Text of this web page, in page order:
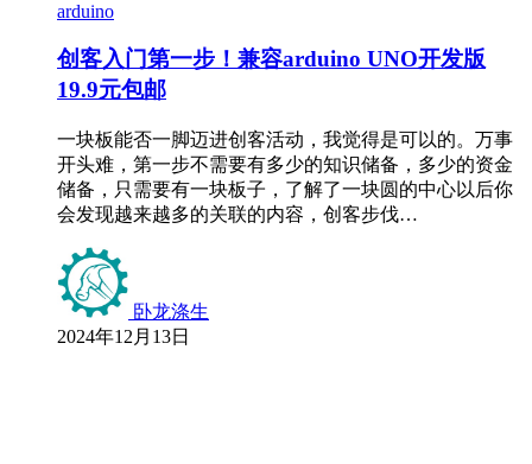
arduino
创客入门第一步！兼容arduino UNO开发版
19.9元包邮
一块板能否一脚迈进创客活动，我觉得是可以的。万事
开头难，第一步不需要有多少的知识储备，多少的资金
储备，只需要有一块板子，了解了一块圆的中心以后你
会发现越来越多的关联的内容，创客步伐…
卧龙涤生
2024年12月13日